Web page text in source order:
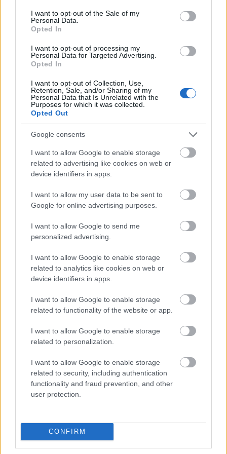
consent section.
I want to opt-out of the Sale of my
Personal Data.
Opted In
I want to opt-out of processing my
Personal Data for Targeted Advertising.
Opted In
I want to opt-out of Collection, Use,
Retention, Sale, and/or Sharing of my
Personal Data that Is Unrelated with the
Purposes for which it was collected.
Opted Out
Google consents
I want to allow Google to enable storage
related to advertising like cookies on web or
device identifiers in apps.
I want to allow my user data to be sent to
Google for online advertising purposes.
I want to allow Google to send me
personalized advertising.
I want to allow Google to enable storage
related to analytics like cookies on web or
device identifiers in apps.
I want to allow Google to enable storage
related to functionality of the website or app.
I want to allow Google to enable storage
related to personalization.
I want to allow Google to enable storage
related to security, including authentication
functionality and fraud prevention, and other
user protection.
CONFIRM
Kecskeméten is szakirányú továbbképzésekkel erősít a
Gál Ferenc Egyetem
MAGYAR ÉPÍTŐK
Másfélszeresére bővítik Hódmezővásárhely jó hírű
református iskoláját
A Szőnyi Benjámin Általános Iskola fejlesztését a FERROÉP
kivitelezheti; a munkák csaknem egy évig tartanak majd.
Látványos építési szakasz indult be a